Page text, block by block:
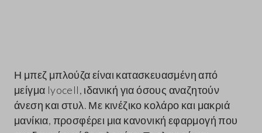
Η μπεζ μπλούζα είναι κατασκευασμένη από
μείγμα lyocell, ιδανική για όσους αναζητούν
άνεση και στυλ. Με κινέζικο κολάρο και μακριά
μανίκια, προσφέρει μια κανονική εφαρμογή που